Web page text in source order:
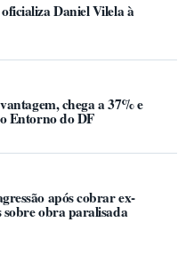
Daniel Vilela à
chega a 37% e
Entorno do DF
após cobrar ex-
obra paralisada